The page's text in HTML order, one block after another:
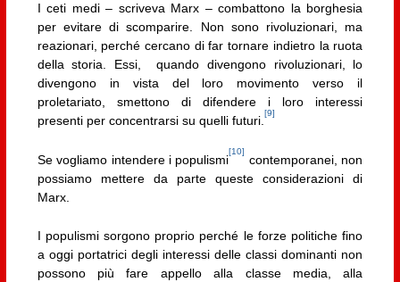
I ceti medi – scriveva Marx – combattono la borghesia
per evitare di scomparire. Non sono rivoluzionari, ma
reazionari, perché cercano di far tornare indietro la ruota
della storia. Essi, quando divengono rivoluzionari, lo
divengono in vista del loro movimento verso il
proletariato, smettono di difendere i loro interessi
presenti per concentrarsi su quelli futuri.
[9]
Se vogliamo intendere i populismi
[10]
contemporanei, non
possiamo mettere da parte queste considerazioni di
Marx.
I populismi sorgono proprio perché le forze politiche fino
a oggi portatrici degli interessi delle classi dominanti non
possono più fare appello alla classe media, alla